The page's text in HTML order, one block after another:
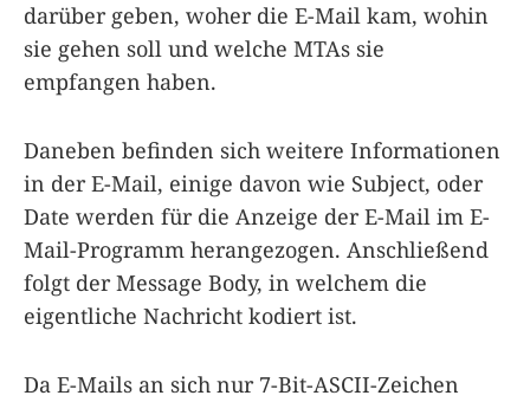
darüber geben, woher die E-Mail kam, wohin
sie gehen soll und welche MTAs sie
empfangen haben.
Daneben befinden sich weitere Informationen
in der E-Mail, einige davon wie Subject, oder
Date werden für die Anzeige der E-Mail im E-
Mail-Programm herangezogen. Anschließend
folgt der Message Body, in welchem die
eigentliche Nachricht kodiert ist.
Da E-Mails an sich nur 7-Bit-ASCII-Zeichen